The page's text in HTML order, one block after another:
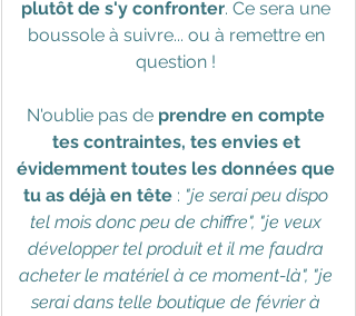
plutôt de s'y confronter. Ce sera une
boussole à suivre... ou à remettre en
question !
N'oublie pas de prendre en compte
tes contraintes, tes envies et
évidemment toutes les données que
tu as déjà en tête : "je serai peu dispo
tel mois donc peu de chiffre", "je veux
développer tel produit et il me faudra
acheter le matériel à ce moment-là", "je
serai dans telle boutique de février à